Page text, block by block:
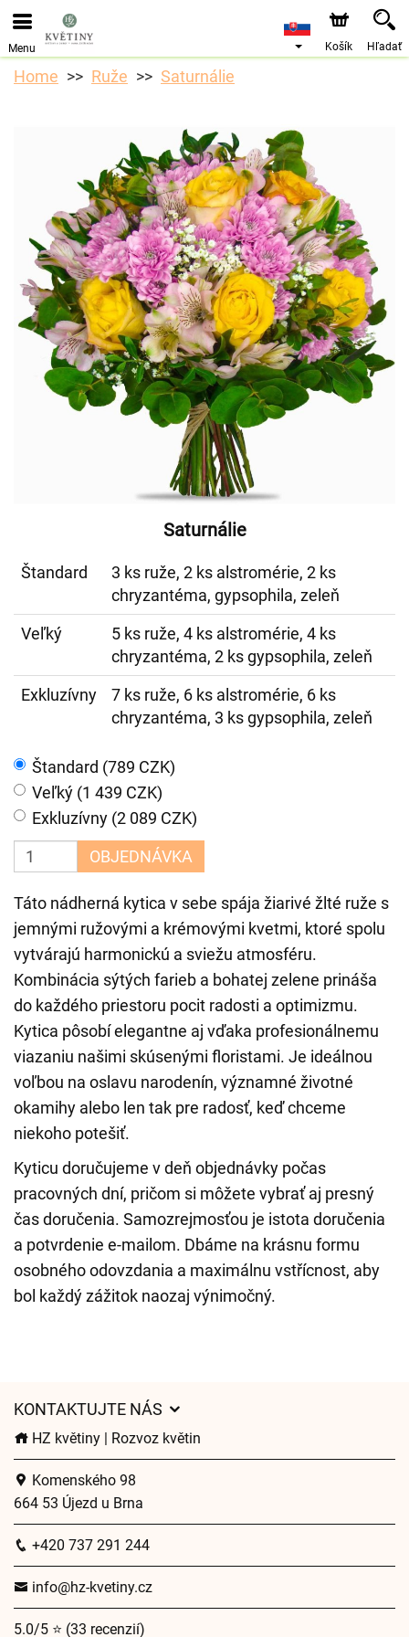
Objednávky prijímame prostredníctvom nášho e-shopu.
Najskorší možný termín doručenia je od 10.8.2026 z
Menu Košík Hľadať
Home Ruže Saturnálie
Saturnálie
Štandard
3 ks ruže, 2 ks alstromérie, 2 ks
chryzantéma, gypsophila, zeleň
Veľký
5 ks ruže, 4 ks alstromérie, 4 ks
chryzantéma, 2 ks gypsophila, zeleň
Exkluzívny
7 ks ruže, 6 ks alstromérie, 6 ks
chryzantéma, 3 ks gypsophila, zeleň
Štandard (789 CZK)
Veľký (1 439 CZK)
Exkluzívny (2 089 CZK)
OBJEDNÁVKA
Táto nádherná kytica v sebe spája žiarivé žlté ruže s
jemnými ružovými a krémovými kvetmi, ktoré spolu
vytvárajú harmonickú a sviežu atmosféru.
Kombinácia sýtých farieb a bohatej zelene prináša
do každého priestoru pocit radosti a optimizmu.
Kytica pôsobí elegantne aj vďaka profesionálnemu
viazaniu našimi skúsenými floristami. Je ideálnou
voľbou na oslavu narodenín, významné životné
okamihy alebo len tak pre radosť, keď chceme
niekoho potešiť.
Kyticu doručujeme v deň objednávky počas
pracovných dní, pričom si môžete vybrať aj presný
čas doručenia. Samozrejmosťou je istota doručenia
a potvrdenie e-mailom. Dbáme na krásnu formu
osobného odovzdania a maximálnu vstřícnost, aby
bol každý zážitok naozaj výnimočný.
KONTAKTUJTE NÁS
HZ květiny | Rozvoz květin
Komenského 98
664 53 Újezd u Brna
+420 737 291 244
info@hz-kvetiny.cz
5.0/5 ⭐ (33 recenzií)